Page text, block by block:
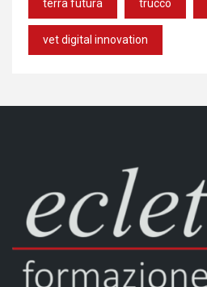
terra futura trucco
vet digital innovation